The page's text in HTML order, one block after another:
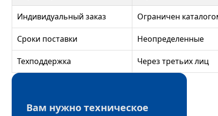
Индивидуальный заказ Ограничен
Сроки поставки Неопределенные
Техподдержка Через третьих лиц
Вам нужно техническое